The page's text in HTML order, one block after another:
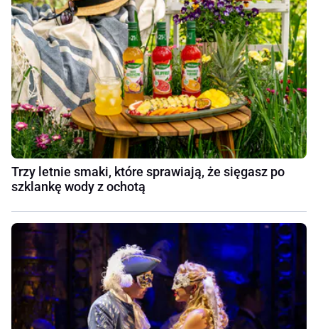
Trzy letnie smaki, które sprawiają, że sięgasz po
szklankę wody z ochotą